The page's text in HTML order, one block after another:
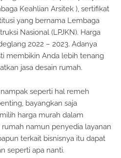
Keahlian Arsitek ), sertifikat
yang bernama Lembaga
Nasional (LPJKN). Harga
2022 – 2023. Adanya
membikin Anda lebih tenang
jasa desain rumah.
seperti hal remeh
bayangkan saja
harga murah dalam
namun penyedia layanan
terkait bisnisnya itu dapat
seperti apa nanti.